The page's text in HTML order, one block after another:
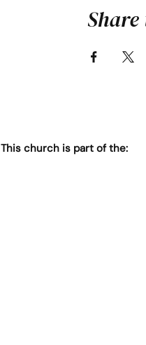
This church is part of the: